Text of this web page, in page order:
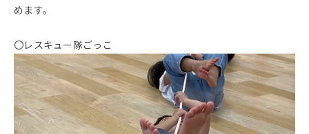
めます。
〇レスキュー隊ごっこ